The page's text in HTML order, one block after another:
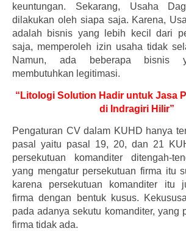
keuntungan. Sekarang, Usaha
dilakukan oleh siapa saja. Karena,
adalah bisnis yang lebih kecil dari
saja, memperoleh izin usaha tidak
Namun, ada beberapa bisnis
membutuhkan legitimasi.
“Litologi Solution Hadir untuk Jasa
di Indragiri Hilir”
Pengaturan CV dalam KUHD hanya
pasal yaitu pasal 19, 20, dan 21
persekutuan komanditer ditengah-
yang mengatur persekutuan firma itu
karena persekutuan komanditer itu
firma dengan bentuk kusus.
pada adanya sekutu komanditer, yang
firma tidak ada.